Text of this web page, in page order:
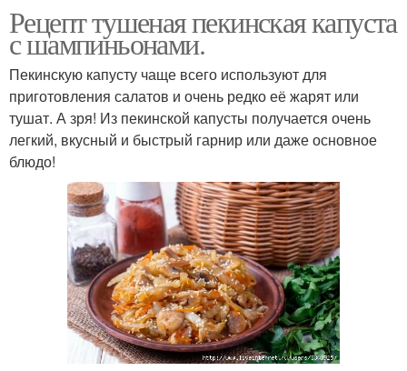
Рецепт тушеная пекинская капуста
с шампиньонами.
Пекинскую капусту чаще всего используют для
приготовления салатов и очень редко её жарят или
тушат. А зря! Из пекинской капусты получается очень
легкий, вкусный и быстрый гарнир или даже основное
блюдо!